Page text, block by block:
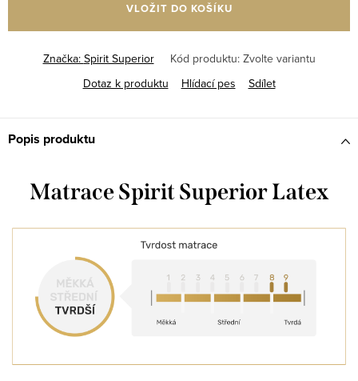
VLOŽIT DO KOŠÍKU
Značka: Spirit Superior Kód produktu: Zvolte variantu
Dotaz k produktu
Hlídací pes Sdílet
Popis produktu
Matrace Spirit Superior Latex